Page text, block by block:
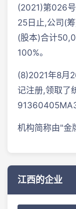
(2021)第026
25日止,公司(
(股本)合计
100%。
(8)2021年8月
记注册,领取了
机构简称由"金
江西的企业